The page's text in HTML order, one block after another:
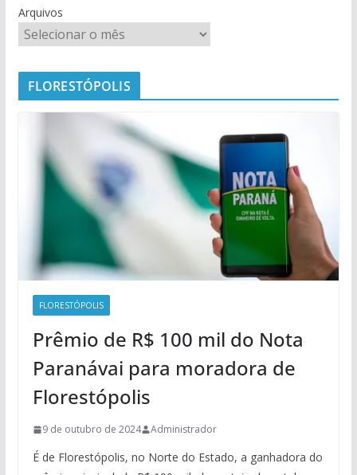
Arquivos
FLORESTÓPOLIS
FLORESTÓPOLIS
Prêmio de R$ 100 mil do Nota
Paranávai para moradora de
Florestópolis
9 de outubro de 2024 Administrador
É de Florestópolis, no Norte do Estado, a ganhadora do